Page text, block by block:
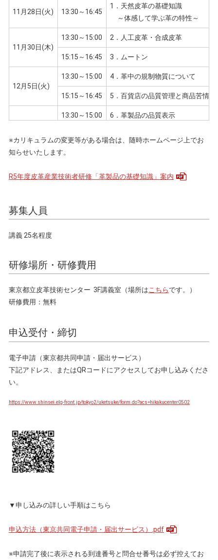
11月28日(火) 13:30～16:45
1．天然皮革の基礎知識
～体感して学ぶ革の特性～
11月30日(木)
13:30～15:00 2．人工皮革・合成皮革
15:15～16:45 3．ムートン
12月5日(火)
13:30～15:00 4．革中の規制物質について
15:15～16:45 5．百貨店の品質管理と商品苦情の
13:30～15:00
6．革製品の品質表示
13:30～15:00
15:15～16:45 9．天然皮革がサステナブル素材
※カリキュラムの変更等がある場合は、随時ホームページ上でお
知らせいたします。
R5年度皮革産業技術者研修「革製品の基礎知識」案内
募集人員
講義 25名程度
研修場所・研修費用
東京都立皮革技術センター 3F講義室（場所はこちらです。）
研修費用：無料
申込受付・締切
電子申請（東京都共同申請・届出サービス）
下記アドレス、またはQRコードにアクセスしてお申し込みくださ
い。
https://www.shinsei.elg-front.jp/tokyo2/uketsuke/form.do?acs=hikakucenter0502
▼申し込みの詳しい手順はこちら
申込方法（東京共同電子申請・届出サービス）.pdf
※申請完了後に表示される到達番号と問合せ番号は必ず控えてお